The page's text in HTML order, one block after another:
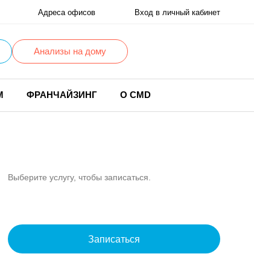
Адреса офисов Вход в личный кабинет
Анализы на дому
ФРАНЧАЙЗИНГ О CMD
Выберите услугу, чтобы записаться.
Записаться